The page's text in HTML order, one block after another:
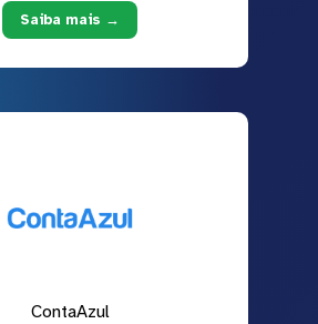
Saiba mais →
ContaAzul